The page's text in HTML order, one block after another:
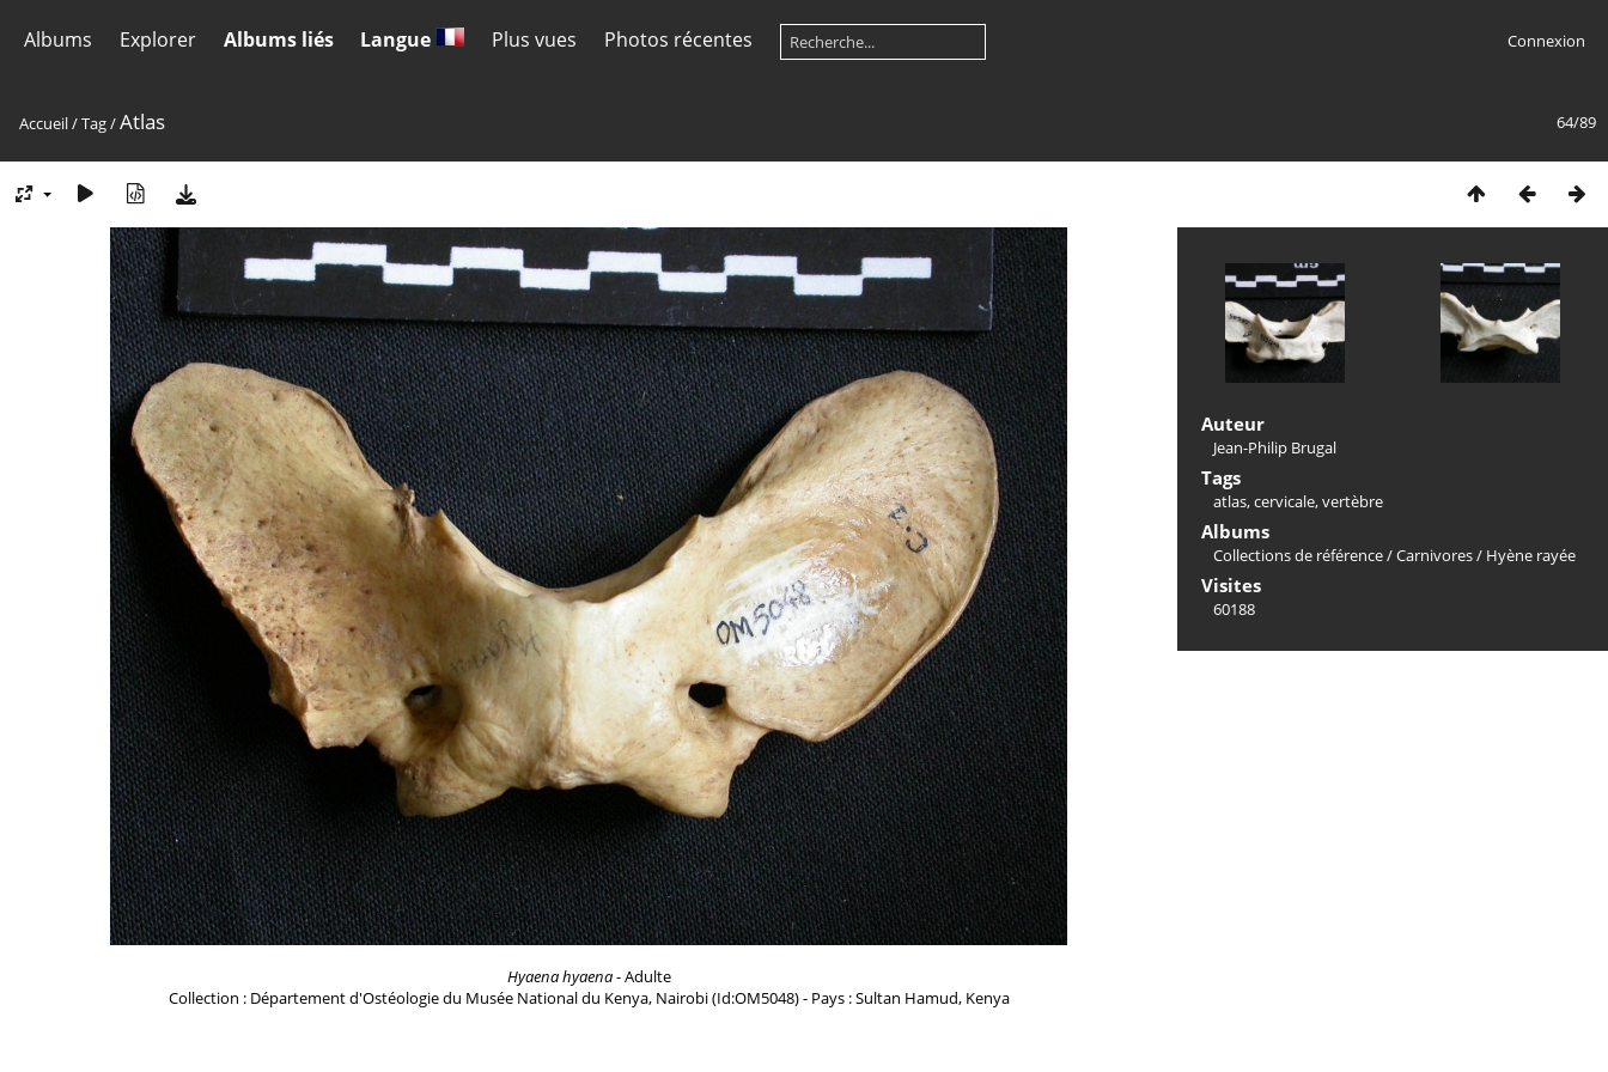
Albums Explorer Albums liés Langue Plus vues Photos récentes Connexion
64/89
Accueil/Tag/Atlas
Hyaena hyaena- Adulte
Collection : Département d'Ostéologie du Musée National du Kenya, Nairobi (Id:OM5048) - Pays : Sultan Hamud, Kenya
Auteur
Jean-Philip Brugal
Tags
atlas,cervicale,vertèbre
Albums
Collections de référence/Carnivores/ Hyène rayée
Visites
60188